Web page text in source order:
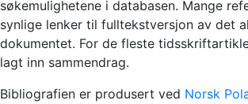
søkemulighetene i databasen. Mange
synlige lenker til fulltekstversjon av det
dokumentet. For de fleste
lagt inn sammendrag.
Bibliografien er produsert ved Norsk